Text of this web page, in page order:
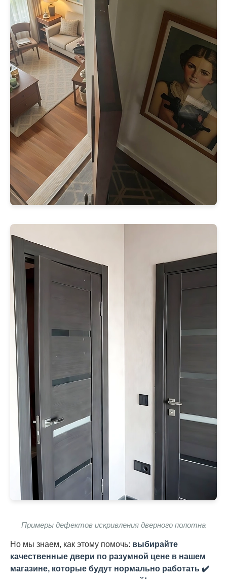
Примеры дефектов искривления дверного полотна
Но мы знаем, как этому помочь: выбирайте
качественные двери по разумной цене в нашем
магазине, которые будут нормально работать ✔️